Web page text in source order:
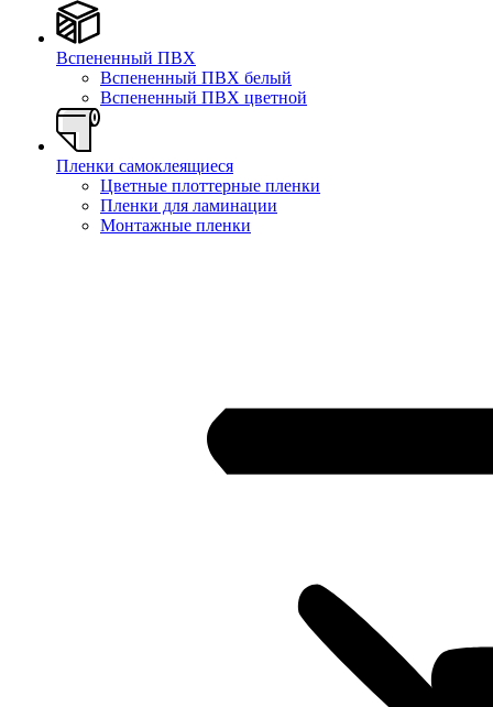
Вспененный ПВХ
Вспененный ПВХ белый
Вспененный ПВХ цветной
Пленки самоклеящиеся
Цветные плоттерные пленки
Пленки для ламинации
Монтажные пленки